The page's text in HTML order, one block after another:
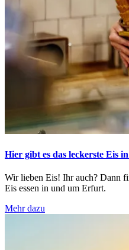
Hier gibt es das leckerste Eis
Wir lieben Eis! Ihr auch? Dann
Eis essen in und um Erfurt.
Mehr dazu